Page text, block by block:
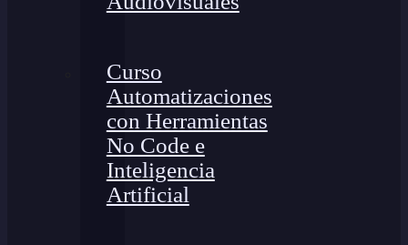
Curso
Automatizaciones
con Herramientas
No Code e
Inteligencia
Artificial